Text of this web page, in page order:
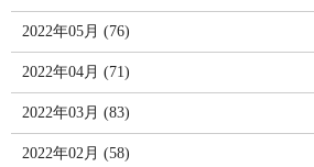
2022年05月 (76)
2022年04月 (71)
2022年03月 (83)
2022年02月 (58)